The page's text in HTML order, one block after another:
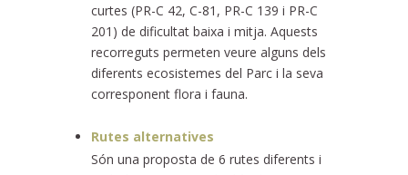
curtes (PR-C 42, C-81, PR-C 139 i PR-C
201) de dificultat baixa i mitja. Aquests
recorreguts permeten veure alguns dels
diferents ecosistemes del Parc i la seva
corresponent flora i fauna.
Rutes alternatives
Són una proposta de 6 rutes diferents i